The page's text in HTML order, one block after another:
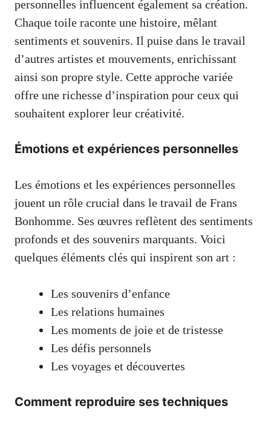
personnelles influencent également sa création.
Chaque toile raconte une histoire, mêlant
sentiments et souvenirs. Il puise dans le travail
d’autres artistes et mouvements, enrichissant
ainsi son propre style. Cette approche variée
offre une richesse d’inspiration pour ceux qui
souhaitent explorer leur créativité.
Émotions et expériences personnelles
Les émotions et les expériences personnelles
jouent un rôle crucial dans le travail de Frans
Bonhomme. Ses œuvres reflètent des sentiments
profonds et des souvenirs marquants. Voici
quelques éléments clés qui inspirent son art :
Les souvenirs d’enfance
Les relations humaines
Les moments de joie et de tristesse
Les défis personnels
Les voyages et découvertes
Comment reproduire ses techniques